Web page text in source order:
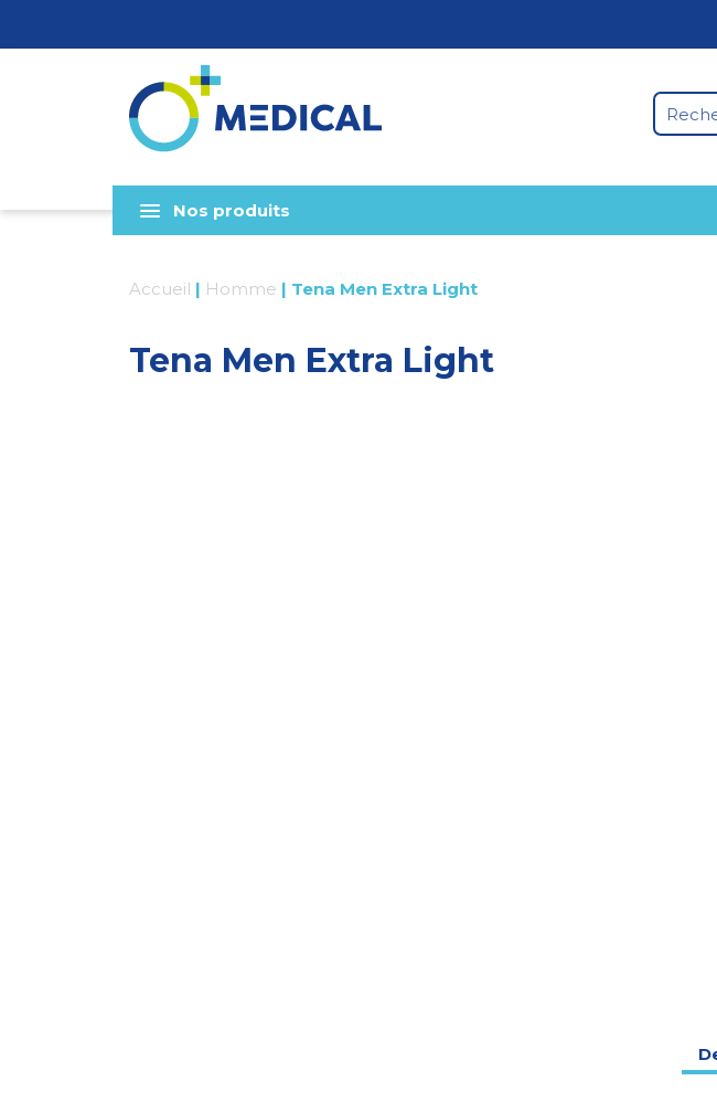
Nos produits
Accueil | Homme | Tena Men Extra Light
Tena Men Extra Light